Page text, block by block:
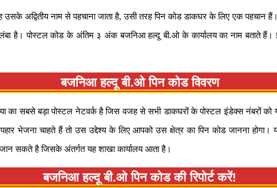
अद्वितीय नाम से पहचाना जाता है, उसी तरह पिन कोड डाकघर के लिए एक पहचान हैं।
है। पोस्टल कोड के अंतिम ३ अंक बजनिआ हल्दू बी.ओ के कार्यालय का नाम बताते हैं।
बजनिआ हल्दू बी.ओ पिन कोड विवरण
का सबसे बड़ा पोस्टल नेटवर्क है जिस वजह से सभी डाकघरों के पोस्टल इंडेक्स नंबरों
भेजना चाहते हैं तो उस उद्देश्य के लिए आपको उस क्षेत्र का पिन कोड जानना
सकते है जिसके अंतर्गत यह शाखा कार्यालय आता है।
बजनिआ हल्दू बी.ओ पिन कोड की रिपोर्ट करें!